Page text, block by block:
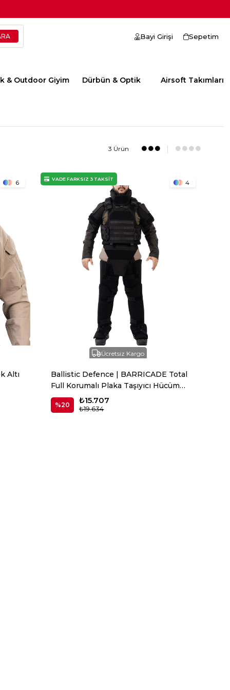
& Outdoor Giyim Dürbün & Optik Airsoft Takımları
Sepetim
Bayi Girişi
3 Ürün
6
Altı
4
Ücretsiz Kargo
Ballistic Defence | BARRICADE Total
Full Korumalı Plaka Taşıyıcı Hücüm
Yeleği
%20 ₺15.707
₺19.634
VADE FARKSIZ 3 TAKSİT